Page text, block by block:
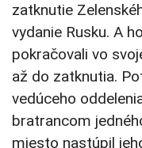
zatknutie
vydanie Rusku. A
pokračovali vo
až do zatknutia.
vedúceho
bratrancom
miesto nastúpil